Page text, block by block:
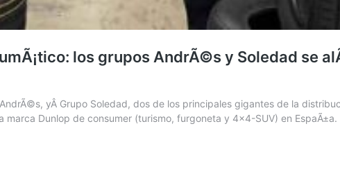
los grupos AndrÃ©s y Soledad se
yÂ Grupo Soledad, dos de los principales gigantes de la
Dunlop de consumer (turismo, furgoneta y 4×4-SUV) en